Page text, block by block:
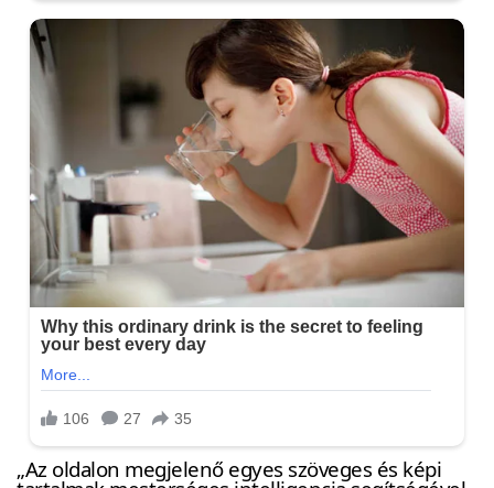
„Az oldalon megjelenő egyes szöveges és képi